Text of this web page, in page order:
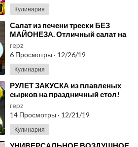
Кулинария
⁣Салат из печени трески БЕЗ
МАЙОНЕЗА. Отличный салат на
любой праздник
repz
6 Просмотры · 12/26/19
Кулинария
⁣РУЛЕТ ЗАКУСКА из плавленых
сырков на праздничный стол!
Заменит любой салат на Новый
Год 2020!
repz
14 Просмотры · 12/21/19
Кулинария